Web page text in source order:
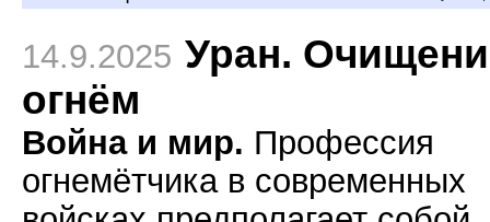
14.9.2025 Уран.
огнём
Война и мир. Профессия
огнемётчика в современных